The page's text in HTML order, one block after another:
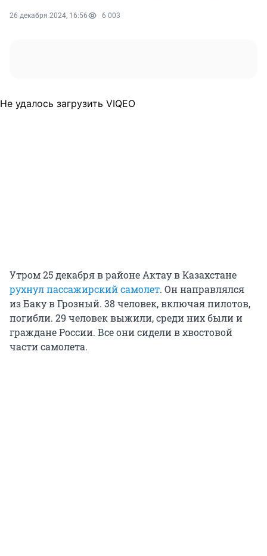
26 декабря 2024, 16:56 6 003
Не удалось загрузить VIQEO
Утром 25 декабря в районе Актау в Казахстане
рухнул пассажирский самолет. Он направлялся
из Баку в Грозный. 38 человек, включая пилотов,
погибли. 29 человек выжили, среди них были и
граждане России. Все они сидели в хвостовой
части самолета.